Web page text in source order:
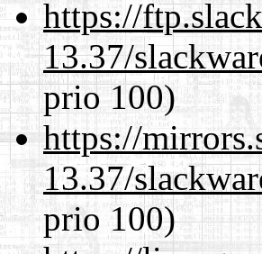
https://
13.37/
prio 100)
https://
13.37/
prio 100)